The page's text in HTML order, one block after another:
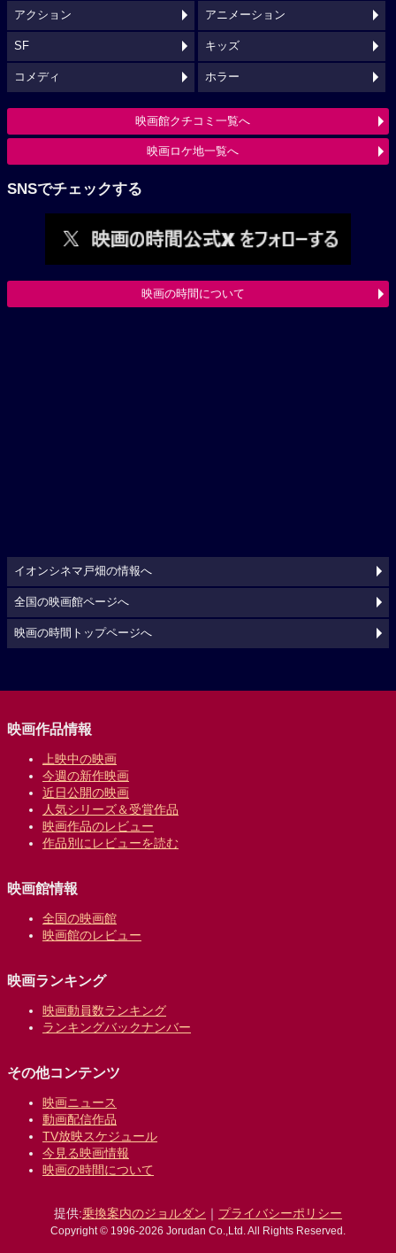
アクション アニメーション
SF キッズ
コメディ ホラー
映画館クチコミ一覧へ
映画ロケ地一覧へ
SNSでチェックする
映画の時間について
イオンシネマ戸畑の情報へ
全国の映画館ページへ
映画の時間トップページへ
映画作品情報
上映中の映画
今週の新作映画
近日公開の映画
人気シリーズ＆受賞作品
映画作品のレビュー
作品別にレビューを読む
映画館情報
全国の映画館
映画館のレビュー
映画ランキング
映画動員数ランキング
ランキングバックナンバー
その他コンテンツ
映画ニュース
動画配信作品
TV放映スケジュール
今見る映画情報
映画の時間について
提供:乗換案内のジョルダン ｜ プライバシーポリシー
Copyright © 1996-2026 Jorudan Co.,Ltd. All Rights Reserved.